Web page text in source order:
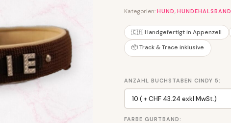
Kategorien: HUND, HUNDEHALSBAND
🇨🇭 Handgefertigt in Appenzell
📦 Track & Trace inklusive
ANZAHL BUCHSTABEN CINDY 5:
FARBE GURTBAND: